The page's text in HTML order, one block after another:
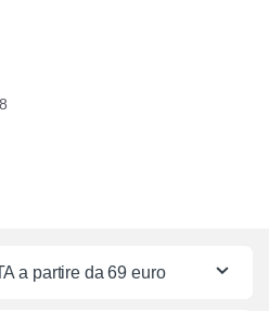
a partire da 69 euro